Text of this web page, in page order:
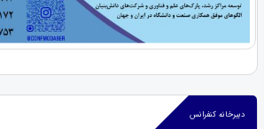
دبیرخانه کنفرانس